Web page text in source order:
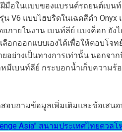
อในแบบของแบรนด์รถยนต์เบน
น V6 แบบไฮบริดในเฉดสีดำ
ภายในงาน เบนท์ลีย์ แบงค็อก ยัง
อกออกแบบเองได้เพื่อให้ตอบโจ
อย่างเป็นทางการเท่านั้น นอกจ
มีเบนท์ลีย์ กระบอกน้ำเก็บความ
บถามข้อมูลเพิ่มเติมและข้อเสนอ
Asia” สนามประเทศไทยดว